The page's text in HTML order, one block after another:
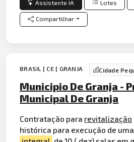
Assistente IA Lotes
Compartilhar
BRASIL | CE | GRANJA Cidade
Municipio De Granja -
Municipal De Granja
Contratação para revitalização
histórica para execução de uma